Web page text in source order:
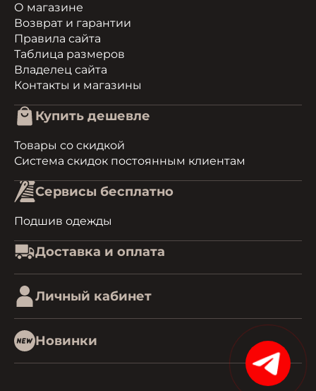
О магазине
Возврат и гарантии
Правила сайта
Таблица размеров
Владелец сайта
Контакты и магазины
Купить дешевле
Товары со скидкой
Система скидок постоянным клиентам
Сервисы бесплатно
Подшив одежды
Доставка и оплата
Личный кабинет
Новинки
15%